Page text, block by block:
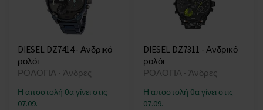
DIESEL DZ7414 - Ανδρικό
ρολόι
ΡΟΛΟΓΙΑ - Άνδρες
Η αποστολή θα γίνει στις
07.09.
DIESEL DZ7311 - Ανδρικό
ρολόι
ΡΟΛΟΓΙΑ - Άνδρες
Η αποστολή θα γίνει στις
07.09.